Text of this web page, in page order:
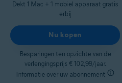
Dekt 1 Mac + 1 mobiel apparaat gratis
erbij
Nu kopen
Besparingen ten opzichte van de
verlengingsprijs € 102,99/jaar.
Informatie over uw abonnement